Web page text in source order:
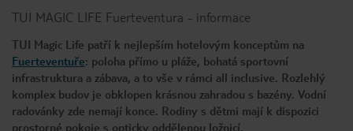
TUI MAGIC LIFE Fuerteventura - informace
TUI Magic Life patří k nejlepším hotelovým konceptům na
Fuerteventuře: poloha přímo u pláže, bohatá sportovní
infrastruktura a zábava, a to vše v rámci all inclusive. Rozlehlý
komplex budov je obklopen krásnou zahradou s bazény. Vodní
radovánky zde nemají konce. Rodiny s dětmi mají k dispozici
prostorné pokoje s opticky oddělenou ložnicí.